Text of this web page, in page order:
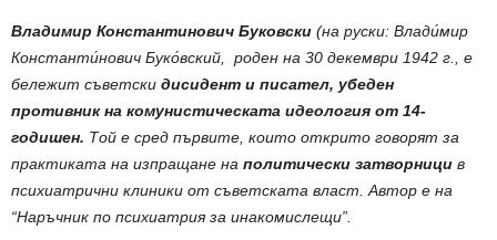
Владимир Константинович Буковски (на руски: Влади́мир
Константи́нович Буко́вский, роден на 30 декември 1942 г., е
бележит съветски дисидент и писател, убеден
противник на комунистическата идеология от 14-
годишен. Той е сред първите, които открито говорят за
практиката на изпращане на политически затворници в
психиатрични клиники от съветската власт. Автор е на
“Наръчник по психиатрия за инакомислещи”.